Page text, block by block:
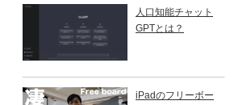
研修講師の方ご参考に
人口知能チャット
GPTとは？
iPadのフリーボー